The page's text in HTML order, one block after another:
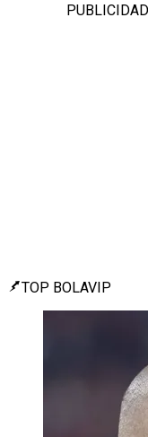
TOP BOLAVIP